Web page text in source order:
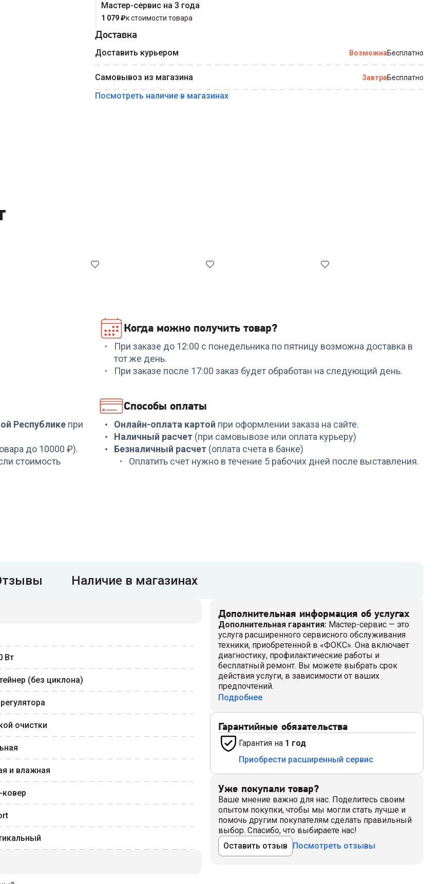
Мастер-сервис на 3 года
1 079₽к стоимости товара
Доставка
Доставить курьером ВозможнаБесплатно
Самовывоз из магазина ЗавтраБесплатно
Посмотреть наличие в магазинах
3 999₽
Код: 00-00013475
Пароочистители TEFAL
VP6557RH
11 899
Код:6833771
Паровая швабра
KITFORT КТ-1015
3 879
Код: 6992222
Пароочиститель
KITFORT КТ-1020
Когда можно получить товар?
При заказе до 12:00 с понедельника по пятницу возможна доставка в
тот же день.
При заказе после 17:00 заказ будет обработан на следующий день.
Республике при
до 10000 ₽).
стоимость
Способы оплаты
Онлайн-оплата картой при оформлении заказа на сайте.
Наличный расчет (при самовывозе или оплата курьеру)
Безналичный расчет (оплата счета в банке)
Оплатить счет нужно в течение 5 рабочих дней после выставления.
Наличие в магазинах
Вт
(без циклона)
очистки
и влажная
Дополнительная информация об услугах
Дополнительная гарантия: Мастер-сервис — это
услуга расширенного сервисного обслуживания
техники, приобретенной в «ФОКС». Она включает
диагностику, профилактические работы и
бесплатный ремонт. Вы можете выбрать срок
действия услуги, в зависимости от ваших
предпочтений.
Подробнее
Гарантийные обязательства
Гарантия на 1 год
Приобрести расширенный сервис
Уже покупали товар?
Ваше мнение важно для нас. Поделитесь своим
опытом покупки, чтобы мы могли стать лучше и
помочь другим покупателям сделать правильный
выбор. Спасибо, что выбираете нас!
Оставить отзыв
Посмотреть отзывы